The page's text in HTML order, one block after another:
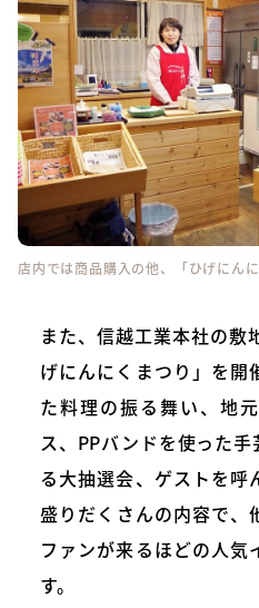
店内では商品購入の他、「ひげにん
また、信越工業本社の敷
げにんにくまつり」を開
た料理の振る舞い、地
ス、PPバンドを使った
る大抽選会、ゲストを呼
盛りだくさんの内容で、
ファンが来るほどの人気
す。